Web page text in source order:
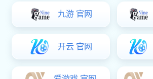
当前位置：好博体育 产品中心 > 精密系列